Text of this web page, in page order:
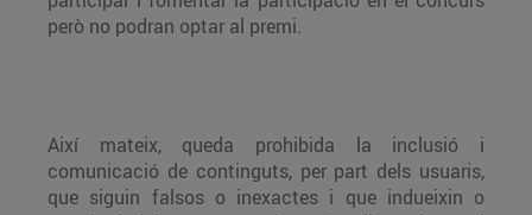
però no podran optar al premi.
Així mateix, queda prohibida la inclusió i
comunicació de continguts, per part dels usuaris,
que siguin falsos o inexactes i que indueixin o